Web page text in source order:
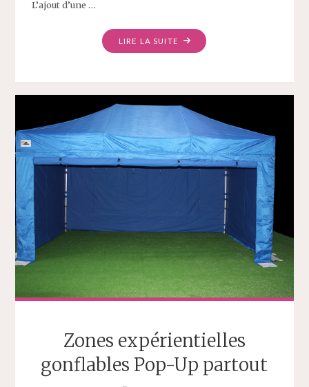
L’ajout d’une …
LIRE LA SUITE
Zones expérientielles
gonflables Pop-Up partout